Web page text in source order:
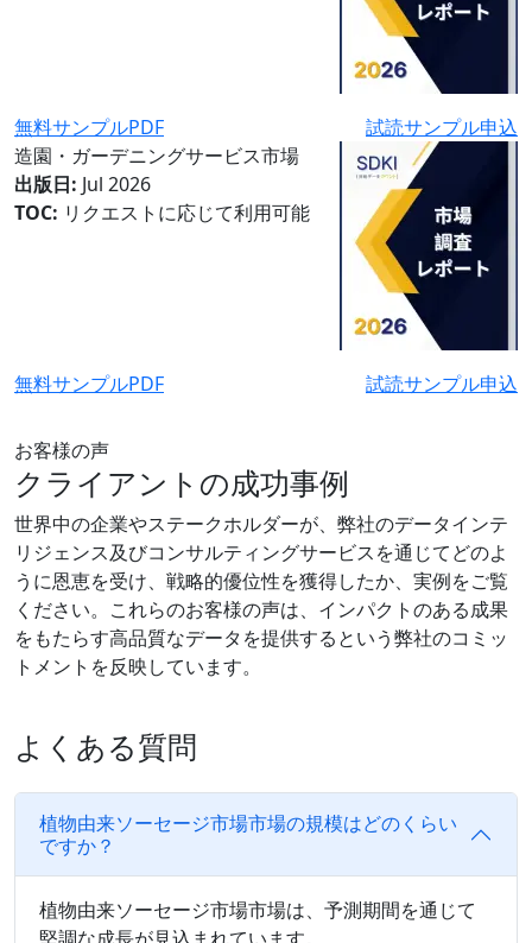
無料サンプルPDF
試読サンプル申込
造園・ガーデニングサービス市場
出版日: Jul 2026
TOC: リクエストに応じて利用可能
無料サンプルPDF 試読サンプル申込
お客様の声
クライアントの成功事例
世界中の企業やステークホルダーが、弊社のデータインテ
リジェンス及びコンサルティングサービスを通じてどのよ
うに恩恵を受け、戦略的優位性を獲得したか、実例をご覧
ください。これらのお客様の声は、インパクトのある成果
をもたらす高品質なデータを提供するという弊社のコミッ
トメントを反映しています。
よくある質問
植物由来ソーセージ市場市場の規模はどのくらい
ですか？
植物由来ソーセージ市場市場は、予測期間を通じて